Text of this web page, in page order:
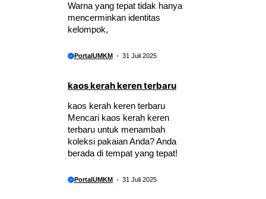
Warna yang tepat tidak hanya
mencerminkan identitas
kelompok,
PortalUMKM 31 Juli 2025
kaos kerah keren terbaru
kaos kerah keren terbaru
Mencari kaos kerah keren
terbaru untuk menambah
koleksi pakaian Anda? Anda
berada di tempat yang tepat!
PortalUMKM 31 Juli 2025